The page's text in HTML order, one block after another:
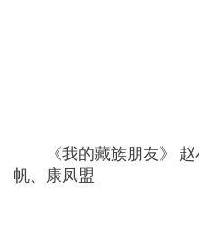
《我的藏族朋友》 赵
帆、康凤盟